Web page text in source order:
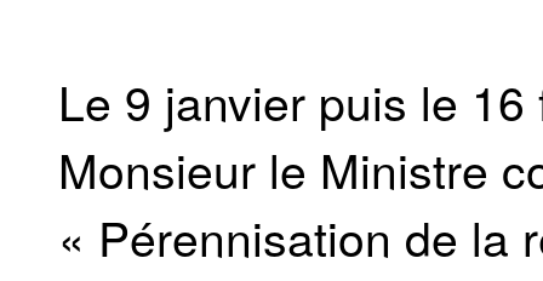
Le 9 janvier puis le
Monsieur le Ministre
« Pérennisation de la